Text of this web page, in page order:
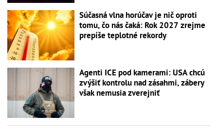
Súčasná vlna horúčav je nič oproti
tomu, čo nás čaká: Rok 2027 zrejme
prepíše teplotné rekordy
Agenti ICE pod kamerami: USA chcú
zvýšiť kontrolu nad zásahmi, zábery
však nemusia zverejniť